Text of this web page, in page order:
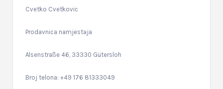
Cvetko Cvetkovic
Prodavnica namjestaja
Alsenstraße 46, 33330 Gütersloh
Broj telona: +49 176 81333049